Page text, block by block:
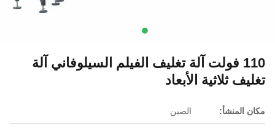
110 فولت آلة تغليف الفيلم السيلوفاني آلة
تغليف ثلاثية الأبعاد
مكان المنشأ: الصين